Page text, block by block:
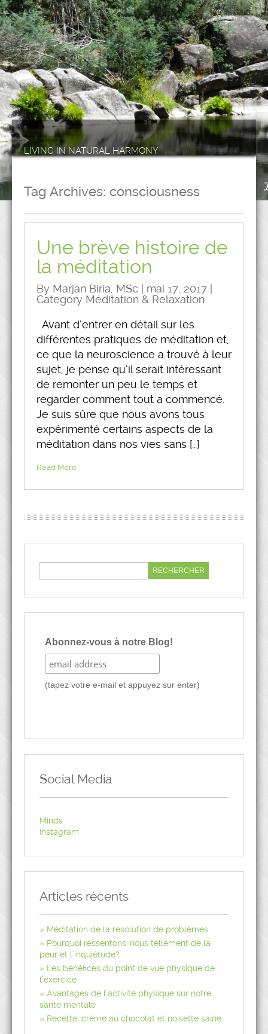
LIVING IN NATURAL HARMONY
Tag Archives: consciousness
Une brève histoire de
la méditation
By Marjan Biria, MSc | mai 17, 2017 |
Category Méditation & Relaxation
Avant d’entrer en détail sur les
différentes pratiques de méditation et,
ce que la neuroscience a trouvé à leur
sujet, je pense qu’il serait intéressant
de remonter un peu le temps et
regarder comment tout a commencé.
Je suis sûre que nous avons tous
expérimenté certains aspects de la
méditation dans nos vies sans […]
Read More
Abonnez-vous à notre Blog!
(tapez votre e-mail et appuyez sur enter)
Social Media
Minds
Instagram
Articles récents
Méditation de la résolution de problèmes
Pourquoi ressentons-nous tellement de la
peur et l’inquiétude?
Les bénéfices du point de vue physique de
l’exercice
Avantages de l’activité physique sur notre
santé mentale
Recette: crème au chocolat et noisette saine